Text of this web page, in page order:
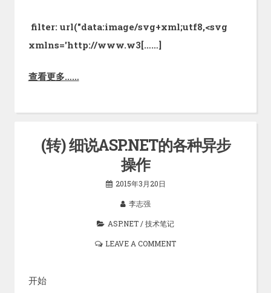
filter: url("data:image/svg+xml;utf8,<svg
xmlns='http://www.w3[……]
查看更多……
(转) 细说ASP.NET的各种异步
操作
2015年3月20日
李志强
ASP.NET /技术笔记
LEAVE A COMMENT
开始